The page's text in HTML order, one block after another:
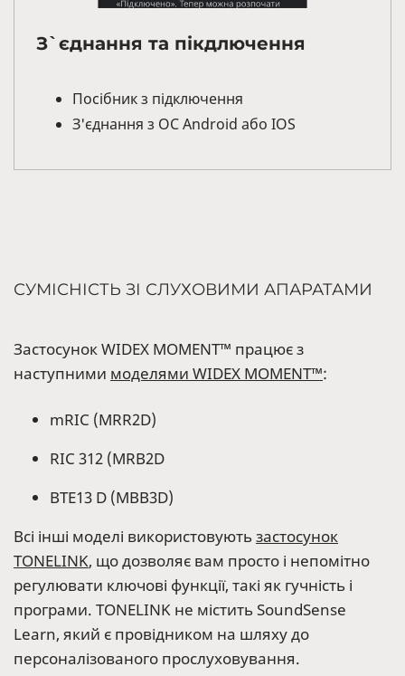
З`єднання та пікдлючення
Посібник з підключення
З'єднання з ОС Android або IOS
СУМІСНІСТЬ ЗІ СЛУХОВИМИ АПАРАТАМИ
Застосунок WIDEX MOMENT™ працює з
наступними моделями WIDEX MOMENT™:
mRIC (MRR2D)
RIC 312 (MRB2D
BTE13 D (MBB3D)
Всі інші моделі використовуютьзастосунок
TONELINK, що дозволяє вам просто і непомітно
регулювати ключові функції, такі як гучність і
програми. TONELINK не містить SoundSense
Learn, який є провідником на шляху до
персоналізованого прослуховування.